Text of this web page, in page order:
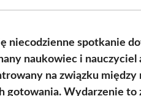
niecodzienne spotkanie
naukowiec i
na związku
gotowania. Wydarzenie